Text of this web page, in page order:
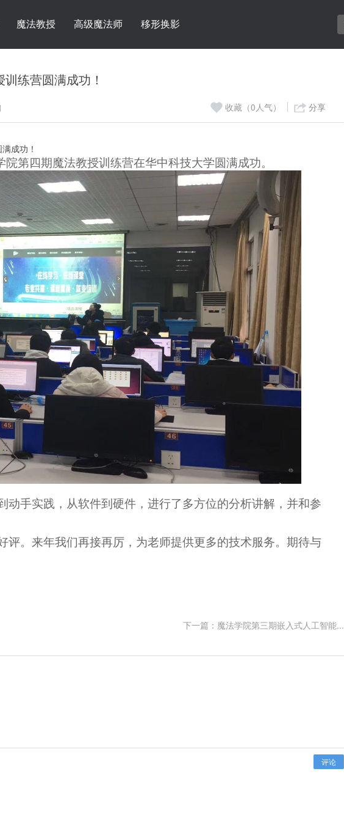
魔法教授 高级魔法师 移形换影
练营圆满成功！
分享
收藏（0人气）
成功！
院第四期魔法教授训练营在华中科技大学圆满成功。
动手实践，从软件到硬件，进行了多方位的分析讲解，并和参
评。来年我们再接再厉，为老师提供更多的技术服务。期待与
下一篇：魔法学院第三期嵌入式人工智能...
评论